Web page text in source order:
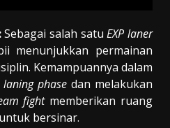
Sebagai salah satuEXP laner
menunjukkan permainan
Kemampuannya dalam
laning phase dan melakukan
fightmemberikan ruang
bersinar.